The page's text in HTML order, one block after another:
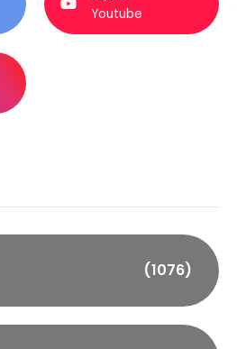
Youtube
(1076)